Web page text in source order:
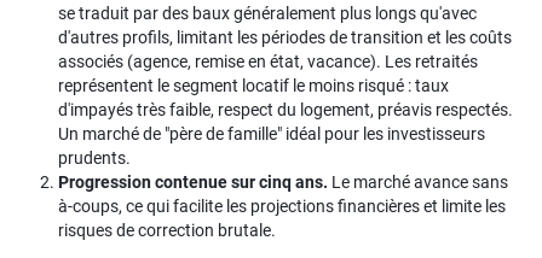
se traduit par des baux généralement plus longs qu'avec
d'autres profils, limitant les périodes de transition et les coûts
associés (agence, remise en état, vacance). Les retraités
représentent le segment locatif le moins risqué : taux
d'impayés très faible, respect du logement, préavis respectés.
Un marché de "père de famille" idéal pour les investisseurs
prudents.
Progression contenue sur cinq ans. Le marché avance sans
à-coups, ce qui facilite les projections financières et limite les
risques de correction brutale.